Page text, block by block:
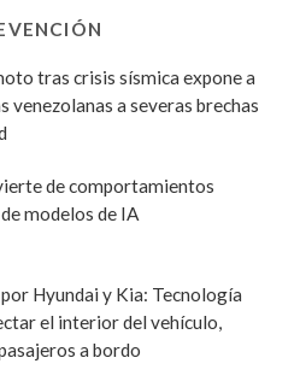
tras crisis sísmica expone a
venezolanas a severas brechas
de comportamientos
modelos de IA
Hyundai y Kia: Tecnología
el interior del vehículo,
a bordo